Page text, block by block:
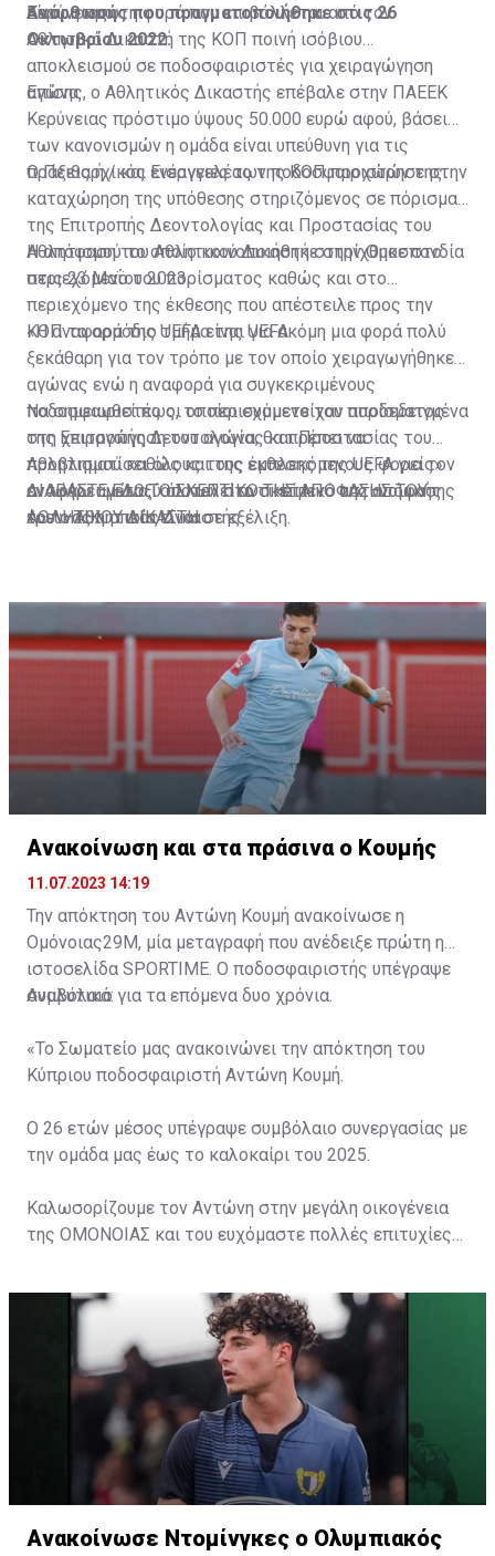
Ανόρθωσης που πραγματοποιήθηκε στις 26
Οκτωβρίου 2022.
Κερύνειας.
Είναι η πρώτη φορά που επιβάλλεται από τoν
Αθλητικό Δικαστή της ΚΟΠ ποινή ισόβιου
αποκλεισμού σε ποδοσφαιριστές για χειραγώγηση
αγώνα.
Επίσης, ο Αθλητικός Δικαστής επέβαλε στην ΠΑΕΕΚ
Κερύνειας πρόστιμο ύψους 50.000 ευρώ αφού, βάσει
των κανονισμών η ομάδα είναι υπεύθυνη για τις
πράξεις ή / και ενέργειες των ποδοσφαιριστών της.
Ο Πειθαρχικός Εισαγγελέας της ΚΟΠ προχώρησε στην
καταχώρηση της υπόθεσης στηριζόμενος σε πόρισμα
της Επιτροπής Δεοντολογίας και Προστασίας του
Αθλητισμού το οποίο κοινοποιήθηκε στην Ομοσπονδία
στις 23 Μαΐου 2023.
Η απόφαση του Αθλητικού Δικαστή στηρίχθηκε στο
περιεχόμενο του πορίσματος καθώς και στο
περιεχόμενο της έκθεσης που απέστειλε προς την
ΚΟΠ το αρμόδιο τμήμα της UEFA.
«Η αναφορά της UEFA είναι για ακόμη μια φορά πολύ
ξεκάθαρη για τον τρόπο με τον οποίο χειραγωγήθηκε ο
αγώνας ενώ η αναφορά για συγκεκριμένους
ποδοσφαιριστές οι οποίοι συμμετείχαν αποδεδειγμένα
στη χειραγώγηση του αγώνα, θα πρέπει να
προβληματίσει όλους τους εμπλεκόμενους φορείς»
αναφέρει μεταξύ άλλων στο σκεπτικό της απόφασης
του ο Αθλητικός Δικαστής.
Να σημειωθεί πως, το περιεχόμενο του πορίσματος
της Επιτροπής Δεοντολογίας και Προστασίας του
Αθλητισμού καθώς και της έκθεσης της UEFA για τον
εν λόγω αγώνα, αποτελεί αντικείμενο αστυνομικής
έρευνας η οποία είναι σε εξέλιξη.
ΔΙΑΒΑΣΤΕ ΕΔΩ ΤΟ ΣΚΕΠΤΙΚΟ ΤΗΣ ΑΠΟΦΑΣΗΣ ΤΟΥ
ΑΘΛΗΤΙΚΟΥ ΔΙΚΑΣΤΗ
Ανακοίνωση και στα πράσινα ο Κουμής
11.07.2023 14:19
Την απόκτηση του Αντώνη Κουμή ανακοίνωσε η
Ομόνοιας29Μ, μία μεταγραφή που ανέδειξε πρώτη η
ιστοσελίδα SPORTIME. Ο ποδοσφαιριστής υπέγραψε
συμβόλαιο για τα επόμενα δυο χρόνια.
Αναλυτικά:
«Το Σωματείο μας ανακοινώνει την απόκτηση του
Κύπριου ποδοσφαιριστή Αντώνη Κουμή.
Ο 26 ετών μέσος υπέγραψε συμβόλαιο συνεργασίας με
την ομάδα μας έως το καλοκαίρι του 2025.
Καλωσορίζουμε τον Αντώνη στην μεγάλη οικογένεια
της ΟΜΟΝΟΙΑΣ και του ευχόμαστε πολλές επιτυχίες
Ανακοίνωσε Ντομίνγκες ο Ολυμπιακός